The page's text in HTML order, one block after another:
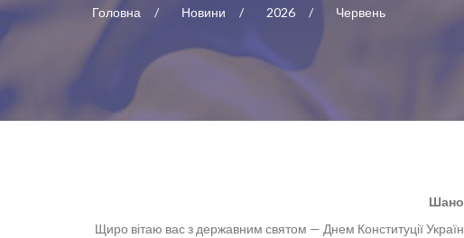
Головна Новини 2026 Червень
Щиро вітаю вас з державним святом — Днем Конституції